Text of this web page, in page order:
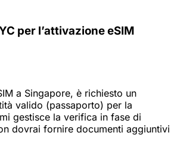
per l’attivazione eSIM
a Singapore, è richiesto un
valido (passaporto) per la
gestisce la verifica in fase di
dovrai fornire documenti aggiuntivi